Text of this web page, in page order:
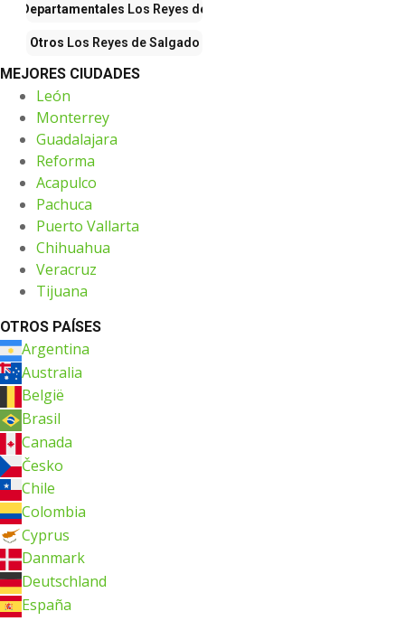
Departamentales Los Reyes de Salgado
Otros Los Reyes de Salgado
MEJORES CIUDADES
León
Monterrey
Guadalajara
Reforma
Acapulco
Pachuca
Puerto Vallarta
Chihuahua
Veracruz
Tijuana
OTROS PAÍSES
Argentina
Australia
België
Brasil
Canada
Česko
Chile
Colombia
Cyprus
Danmark
Deutschland
España